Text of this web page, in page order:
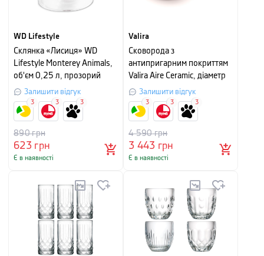
WD Lifestyle
Склянка «Лисиця» WD
Lifestyle Monterey Animals,
об'єм 0,25 л, прозорий
Залишити відгук
623 грн
890грн
Є в наявності
3 3 3
Valira
Сковорода з
антипригарним покриттям
Valira Aire Ceramic, діаметр
20 см, сріблясто-чорний
Залишити відгук
3 443 грн
4 590грн
Є в наявності
3 3 3